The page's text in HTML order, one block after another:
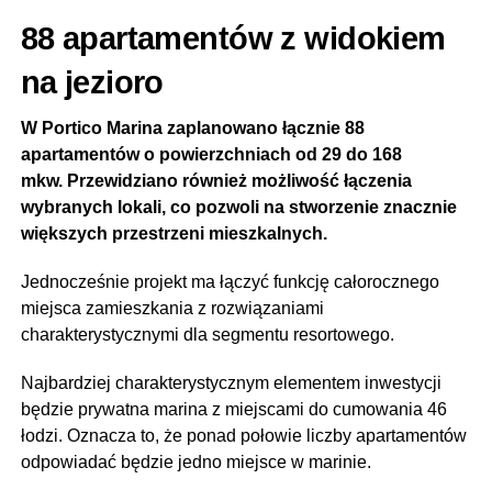
88 apartamentów z widokiem
na jezioro
W Portico Marina zaplanowano łącznie 88
apartamentów o powierzchniach od 29 do 168
mkw. Przewidziano również możliwość łączenia
wybranych lokali, co pozwoli na stworzenie znacznie
większych przestrzeni mieszkalnych.
Jednocześnie projekt ma łączyć funkcję całorocznego
miejsca zamieszkania z rozwiązaniami
charakterystycznymi dla segmentu resortowego.
Najbardziej charakterystycznym elementem inwestycji
będzie prywatna marina z miejscami do cumowania 46
łodzi. Oznacza to, że ponad połowie liczby apartamentów
odpowiadać będzie jedno miejsce w marinie.